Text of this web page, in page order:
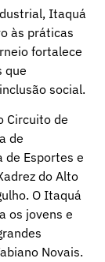
Itaquá
às práticas
fortalece
que
social.
Circuito de
de
de Esportes e
do Alto
O Itaquá
os jovens e
Novais.